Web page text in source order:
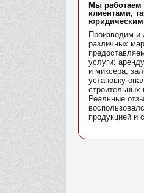
Мы работаем
клиентами,
Производим и
различных
услуги:
и миксера,
установку
строительных
Реальные
продукцией и